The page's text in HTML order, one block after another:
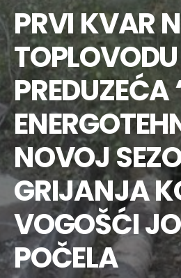
PRVI KVAR
TOPLOVODU
NOVOJ
GRIJANJA
VOGOŠĆI
POČELA